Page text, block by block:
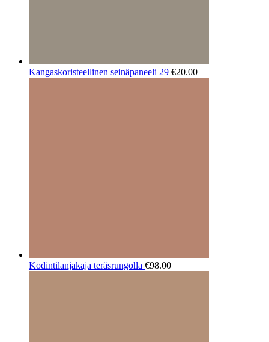
Kangaskoristeellinen seinäpaneeli 29 €20.00
Kodintilanjakaja teräsrungolla €98.00